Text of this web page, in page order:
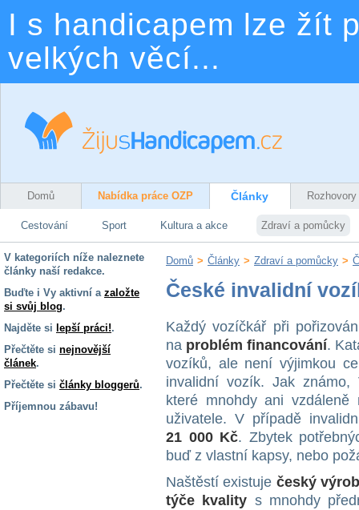
I s handicapem lze žít
velkých věcí...
Domů Nabídka práce OZP Články Rozhovory
Cestování Sport Kultura a akce Zdraví a pomůcky
V kategoriích níže naleznete
články naší redakce.
Buďte i Vy aktivní a založte
si svůj blog.
Najděte si lepší práci!.
Přečtěte si nejnovější
článek.
Přečtěte si články bloggerů.
Příjemnou zábavu!
Domů > Články > Zdraví a pomůcky >
České invalidní
Každý vozíčkář při
na problém financování.
vozíků, ale není výjimkou
invalidní vozík. Jak
které mnohdy ani vzdáleně
uživatele. V případě
21 000 Kč. Zbytek
buď z vlastní kapsy, nebo
Naštěstí existuje český
týče kvality s mnohdy